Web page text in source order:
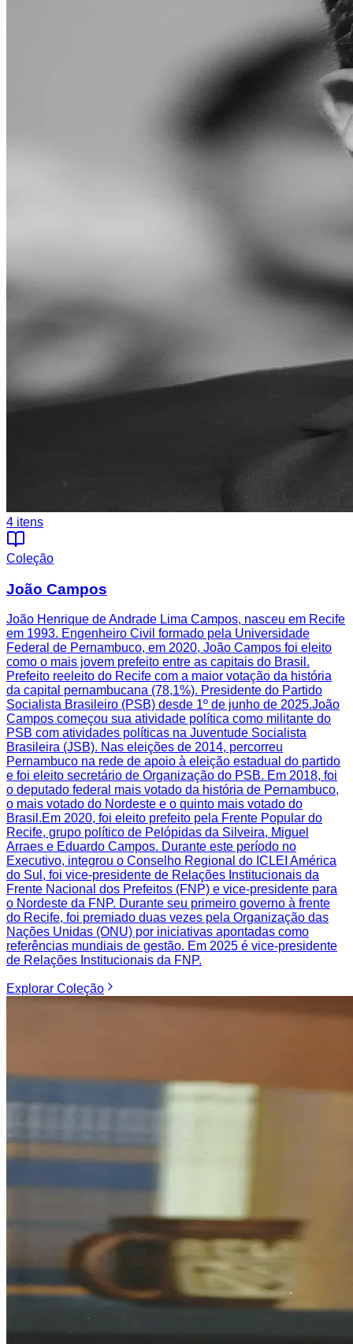
4 itens
Coleção
João Campos
João Henrique de Andrade Lima Campos, nasceu em Recife
em 1993. Engenheiro Civil formado pela Universidade
Federal de Pernambuco, em 2020, João Campos foi eleito
como o mais jovem prefeito entre as capitais do Brasil.
Prefeito reeleito do Recife com a maior votação da história
da capital pernambucana (78,1%). Presidente do Partido
Socialista Brasileiro (PSB) desde 1º de junho de 2025.João
Campos começou sua atividade política como militante do
PSB com atividades políticas na Juventude Socialista
Brasileira (JSB). Nas eleições de 2014, percorreu
Pernambuco na rede de apoio à eleição estadual do partido
e foi eleito secretário de Organização do PSB. Em 2018, foi
o deputado federal mais votado da história de Pernambuco,
o mais votado do Nordeste e o quinto mais votado do
Brasil.Em 2020, foi eleito prefeito pela Frente Popular do
Recife, grupo político de Pelópidas da Silveira, Miguel
Arraes e Eduardo Campos. Durante este período no
Executivo, integrou o Conselho Regional do ICLEI América
do Sul, foi vice-presidente de Relações Institucionais da
Frente Nacional dos Prefeitos (FNP) e vice-presidente para
o Nordeste da FNP. Durante seu primeiro governo à frente
do Recife, foi premiado duas vezes pela Organização das
Nações Unidas (ONU) por iniciativas apontadas como
referências mundiais de gestão. Em 2025 é vice-presidente
de Relações Institucionais da FNP.
Explorar Coleção